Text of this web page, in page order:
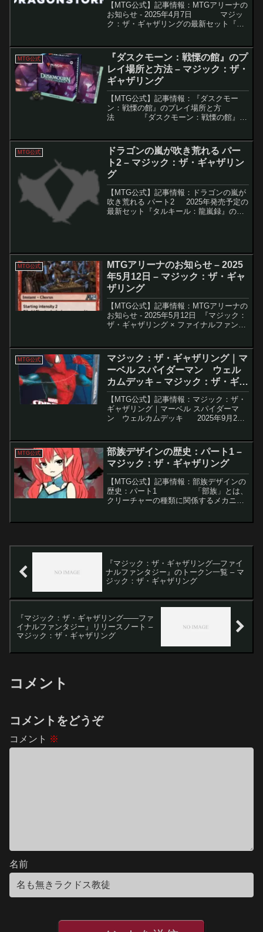
【MTG公式】記事情報：MTGアリーナの
お知らせ - 2025年4月7日 マジッ
ク：ザ・ギャザリングの最新セット『タ
ドラゴンテーマが濃厚なこのセ...
MTG公式
『ダスクモーン：戦慄の館』のプ
レイ場所と方法 – マジック：ザ・
ギャザリング
【MTG公式】記事情報：『ダスクモー
ン：戦慄の館』のプレイ場所と方
法 『ダスクモーン：戦慄の館』が
われる予定です。この記事では、各種イ
ベントの概要と...
MTG公式
ドラゴンの嵐が吹き荒れる パー
ト2 – マジック：ザ・ギャザリン
グ
【MTG公式】記事情報：ドラゴンの嵐が
吹き荒れる パート2 2025年発売予定の
最新セット『タルキール：龍嵐録』のデ
MTG公式
MTGアリーナのお知らせ – 2025
年5月12日 – マジック：ザ・ギャ
ザリング
【MTG公式】記事情報：MTGアリーナの
お知らせ - 2025年5月12日 『マジック：
ザ・ギャザリング × ファイナルファンタ
記事では、FFセットのプレオーダーや...
MTG公式
マジック：ザ・ギャザリング｜マ
ーベル スパイダーマン ウェル
カムデッキ – マジック：ザ・ギャ
ザリング
【MTG公式】記事情報：マジック：ザ・
ギャザリング｜マーベル スパイダーマ
ン ウェルカムデッキ 2025年9月26
ダーマンの世界観と『マ...
MTG公式
部族デザインの歴史：パート1 –
マジック：ザ・ギャザリング
【MTG公式】記事情報：部族デザインの
歴史：パート1 「部族」とは、
クリーチャーの種類に関係するメカニズ
『マジック：ザ・ギャザリング—ファイ
ナルファンタジー』のトークン一覧 – マ
ジック：ザ・ギャザリング
『マジック：ザ・ギャザリング——ファ
イナルファンタジー』リリースノート –
マジック：ザ・ギャザリング
コメント
コメントをどうぞ
コメント ※
名前